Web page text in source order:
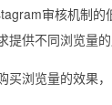
审核机制的
供不同浏览量的
浏览量的效果，